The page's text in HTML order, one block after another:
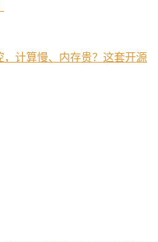
计算慢、内存贵？这套开源